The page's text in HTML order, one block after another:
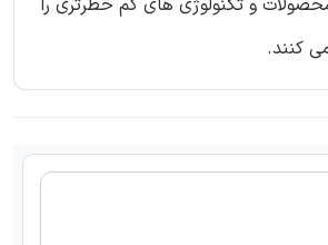
و تکنولوژی های کم خطرتری را
کنند.